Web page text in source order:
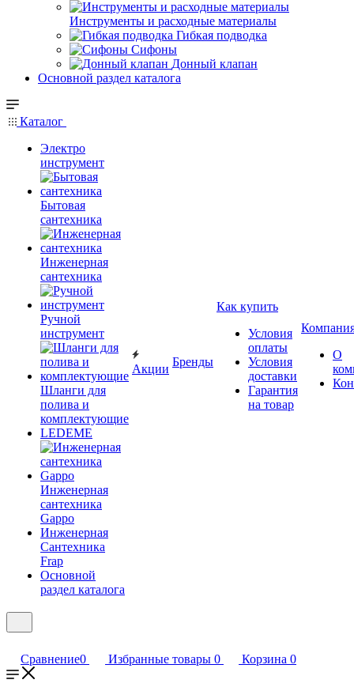
Инструменты и расходные материалы
Гибкая подводка
Сифоны
Донный клапан
Основной раздел каталога
Каталог
Электро
инструмент
Бытовая
сантехника
Инженерная
сантехника
Ручной
инструмент
Шланги для
полива и
комплектующие
LEDEME
Инженерная
сантехника
Gappo
Инженерная
Сантехника
Frap
Основной
раздел каталога
Акции
Бренды
Как купить
Условия
оплаты
Условия
доставки
Гарантия
на товар
О
Сравнение0 Избранные товары 0 Корзина 0